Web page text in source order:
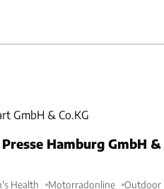
GmbH & Co.KG
Hamburg GmbH &
Health Motorradonline Outdoor